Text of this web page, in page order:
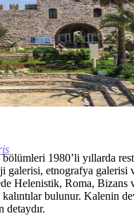
1980’li yıllarda
galerisi, etnografya galerisi
Helenistik, Roma, Bizans
bulunur. Kalenin
detaydır.